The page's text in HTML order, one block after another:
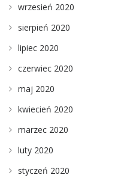
wrzesień 2020
sierpień 2020
lipiec 2020
czerwiec 2020
maj 2020
kwiecień 2020
marzec 2020
luty 2020
styczeń 2020